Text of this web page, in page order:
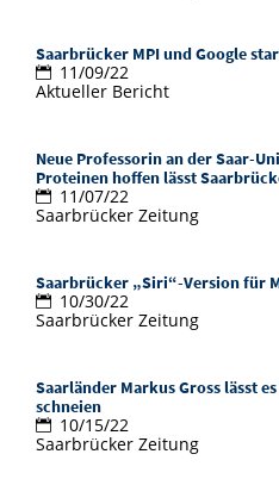
Saarbrücker MPI und Google
11/09/22
Aktueller Bericht
Neue Professorin an der Saar-
Proteinen hoffen lässt
11/07/22
Saarbrücker Zeitung
Saarbrücker „Siri“-Version für
10/30/22
Saarbrücker Zeitung
Saarländer Markus Gross lässt
schneien
10/15/22
Saarbrücker Zeitung